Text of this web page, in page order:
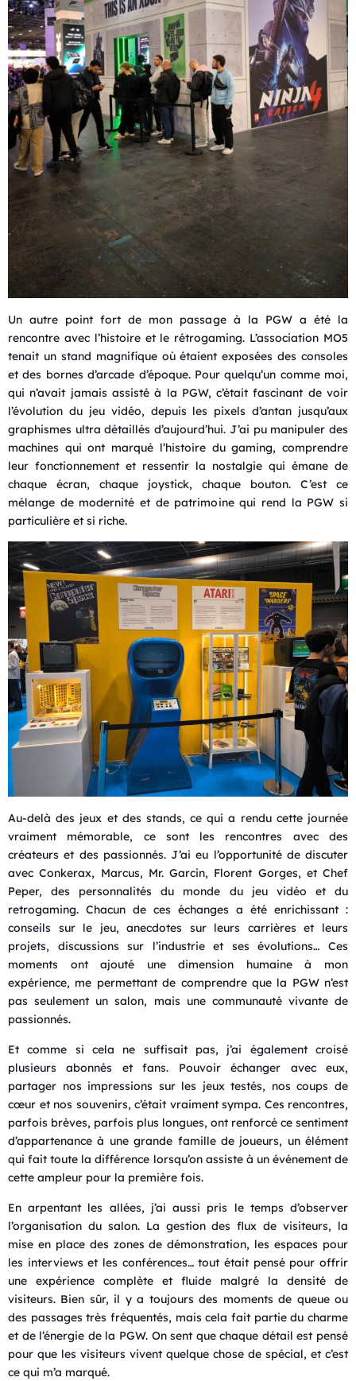
Un autre point fort de mon passage à la PGW a été la
rencontre avec l’histoire et le rétrogaming. L’association MO5
tenait un stand magnifique où étaient exposées des consoles
et des bornes d’arcade d’époque. Pour quelqu’un comme moi,
qui n’avait jamais assisté à la PGW, c’était fascinant de voir
l’évolution du jeu vidéo, depuis les pixels d’antan jusqu’aux
graphismes ultra détaillés d’aujourd’hui. J’ai pu manipuler des
machines qui ont marqué l’histoire du gaming, comprendre
leur fonctionnement et ressentir la nostalgie qui émane de
chaque écran, chaque joystick, chaque bouton. C’est ce
mélange de modernité et de patrimoine qui rend la PGW si
particulière et si riche.
Au-delà des jeux et des stands, ce qui a rendu cette journée
vraiment mémorable, ce sont les rencontres avec des
créateurs et des passionnés. J’ai eu l’opportunité de discuter
avec Conkerax, Marcus, Mr. Garcin, Florent Gorges, et Chef
Peper, des personnalités du monde du jeu vidéo et du
retrogaming. Chacun de ces échanges a été enrichissant :
conseils sur le jeu, anecdotes sur leurs carrières et leurs
projets, discussions sur l’industrie et ses évolutions… Ces
moments ont ajouté une dimension humaine à mon
expérience, me permettant de comprendre que la PGW n’est
pas seulement un salon, mais une communauté vivante de
passionnés.
Et comme si cela ne suffisait pas, j’ai également croisé
plusieurs abonnés et fans. Pouvoir échanger avec eux,
partager nos impressions sur les jeux testés, nos coups de
cœur et nos souvenirs, c’était vraiment sympa. Ces rencontres,
parfois brèves, parfois plus longues, ont renforcé ce sentiment
d’appartenance à une grande famille de joueurs, un élément
qui fait toute la différence lorsqu’on assiste à un événement de
cette ampleur pour la première fois.
En arpentant les allées, j’ai aussi pris le temps d’observer
l’organisation du salon. La gestion des flux de visiteurs, la
mise en place des zones de démonstration, les espaces pour
les interviews et les conférences… tout était pensé pour offrir
une expérience complète et fluide malgré la densité de
visiteurs. Bien sûr, il y a toujours des moments de queue ou
des passages très fréquentés, mais cela fait partie du charme
et de l’énergie de la PGW. On sent que chaque détail est pensé
pour que les visiteurs vivent quelque chose de spécial, et c’est
ce qui m’a marqué.